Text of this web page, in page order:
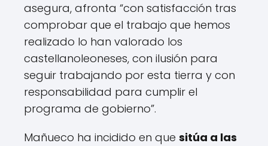
asegura, afronta “con satisfacción tras
comprobar que el trabajo que hemos
realizado lo han valorado los
castellanoleoneses, con ilusión para
seguir trabajando por esta tierra y con
responsabilidad para cumplir el
programa de gobierno”.
Mañueco ha incidido en que sitúa a las